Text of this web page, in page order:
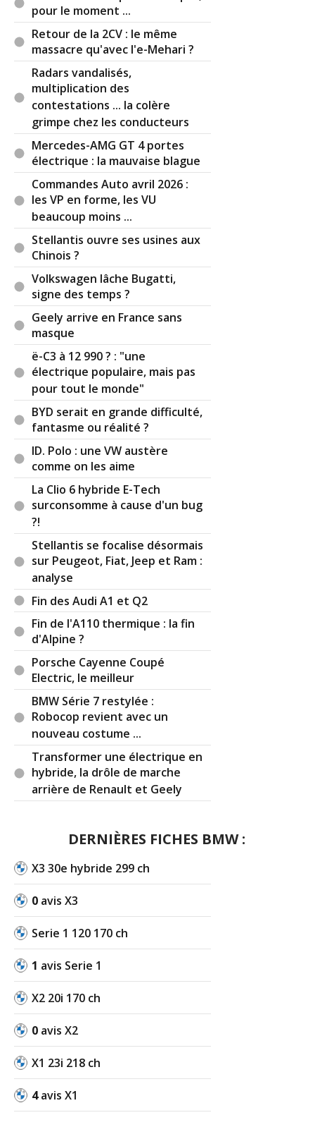
Chine qui ne respecte pas les brevets.
ParAdmin
ADMINISTRATEUR DU SITE
(2025-01-22 09:04:31) : Ben d'autres éléments
sont produits par des équipementiers, et ça
dépend des marques et cela permet de voir leur
niveau d'envergure. Certaines autos sont
quasiment un assemblage de pièces détachées
d’équipementiers, tandis que d'autres marques
fabriquent presque tout (il vaut mieux éviter que
je mentionne Tesla d'après ce que vous dites ;-).
Réagir à ce commentaire
(Votre post sera visible sous le commentaire)
Parcaptainphantom
(Date : 2025-01-21 14:37:49)
Autant je trouve que l'écran panoramique sous le
pare-brise est une très bonne idée, autant l'écran
penché ne me convainc pas, tout comme le volant
au style surchargé et qui semble peu
ergonomique (un peu comme celui de la DS n°8
d'ailleurs)
Il y a1réaction(s) sur ce commentaire :
ParAdmin
ADMINISTRATEUR DU SITE
(2025-01-22 09:32:33) : Je trouve que justement
BMW a réussi à rendre esthétique le principe du
tableau de bord vide avec écran. Le fait qu'il soit
penché fait aussi en sorte que la partie haut-
gauche soit plus près du volant et permet donc
d'avoir des choses plus près de la main et du
regard. Chez Tesla ce serait bien car ça rendrait
la lecture de vitesse plus aisée (bien qu'elle ne
pose pas de problème, je ne comprends pas les
critiques pourtant je suis sensible à ce genre de
choses).
Réagir à ce commentaire
(Votre post sera visible sous le commentaire)
(Date : 2025-01-20 18:24:20)
Et sinon ça roule quand même rassurez-moi... Nan
parce que j'avais plus l'impression d'être dans une
pub IKEA ou Darty qu'autre chose...
Réagir à ce commentaire
(Votre post sera visible sous le commentaire)
pour le moment ...
Retour de la 2CV : le même
massacre qu'avec l'e-Mehari ?
Radars vandalisés,
multiplication des
contestations ... la colère
grimpe chez les conducteurs
Mercedes-AMG GT 4 portes
électrique : la mauvaise blague
Commandes Auto avril 2026 :
les VP en forme, les VU
beaucoup moins ...
Stellantis ouvre ses usines aux
Chinois ?
Volkswagen lâche Bugatti,
signe des temps ?
Geely arrive en France sans
masque
ë-C3 à 12 990 ? : "une
électrique populaire, mais pas
pour tout le monde"
BYD serait en grande difficulté,
fantasme ou réalité ?
ID. Polo : une VW austère
comme on les aime
La Clio 6 hybride E-Tech
surconsomme à cause d'un bug
?!
Stellantis se focalise désormais
sur Peugeot, Fiat, Jeep et Ram :
analyse
Fin des Audi A1 et Q2
Fin de l'A110 thermique : la fin
d'Alpine ?
Porsche Cayenne Coupé
Electric, le meilleur
BMW Série 7 restylée :
Robocop revient avec un
nouveau costume ...
Transformer une électrique en
hybride, la drôle de marche
arrière de Renault et Geely
DERNIÈRES FICHES BMW :
X3 30e hybride 299 ch
0 avis X3
Serie 1 120 170 ch
1 avis Serie 1
X2 20i 170 ch
0 avis X2
X1 23i 218 ch
4avis X1